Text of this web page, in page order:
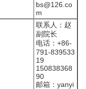
bs@126.co
m
联系人：赵
副院长
电话：+86-
791-839533
19
150838368
90
邮箱：yanyi